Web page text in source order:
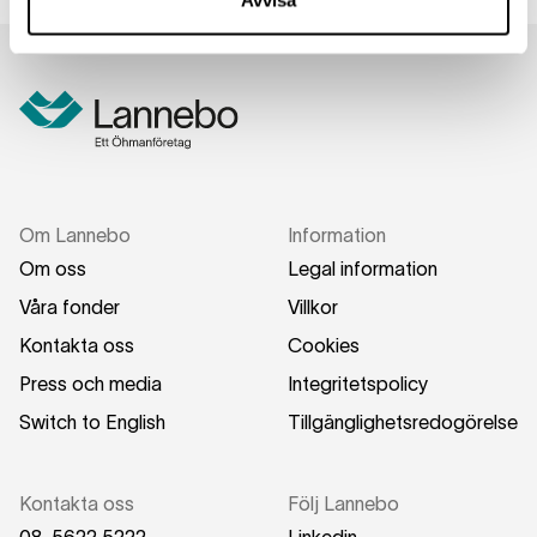
Om Lannebo
Om oss
Våra fonder
Kontakta oss
Press och media
Switch to English
Information
Legal information
Villkor
Cookies
Integritetspolicy
Tillgänglighetsredogörelse
Kontakta oss
Följ Lannebo